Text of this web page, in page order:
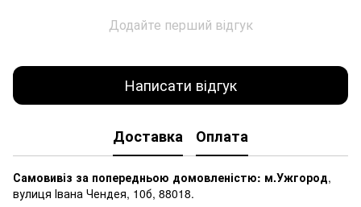
Додайте перший відгук
Написати відгук
Доставка Оплата
Самовивіз за попередньою домовленістю: м.Ужгород,
вулиця Івана Чендея, 10б, 88018.